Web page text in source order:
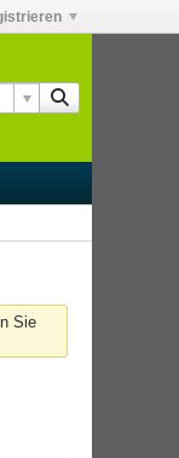
Sie